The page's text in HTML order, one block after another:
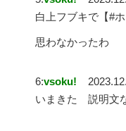
白上フブキで【#
思わなかったわ
6:vsoku!
いまきた 説明文